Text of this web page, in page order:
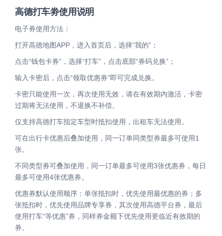
高德打车劵使用说明
电子券使用方法：
打开高德地图APP，进入首页后，选择“我的”；
点击“钱包卡券”，选择“打车”，点击底部“券码兑换”；
输入卡密后，点击“领取优惠券”即可完成兑换。
卡密只能使用一次，再次使用无效，请在有效期内激活，卡密
过期将无法使用，不退换不补偿。
仅支持高德打车指定车型时抵扣使用，出租车无法使用。
可在出行卡优惠后叠加使用，同一订单同类型券最多可使用1
张。
不同类型券可叠加使用，同一订单最多可使用3张优惠券，每日
最多可使用4张优惠券。
优惠券默认使用顺序：单张抵扣时，优先使用最优惠的券；多
张抵扣时，优先使用品牌专享券，其次使用高德平台券，最后
使用打车“等优惠”券，同样券金额下优先使用更临近有效期的
券。